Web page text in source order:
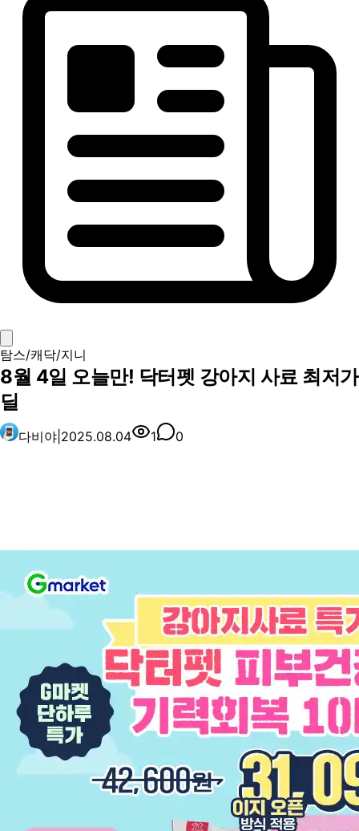
탐스/캐닥/지니
8월 4일 오늘만! 닥터펫 강아지 사료 최저가
딜
다비야 2025.08.04 1 0